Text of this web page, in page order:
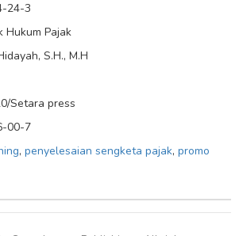
24-3
Hukum Pajak
S.H., M.H
Setara press
00-7
, penyelesaian sengketa pajak, promo